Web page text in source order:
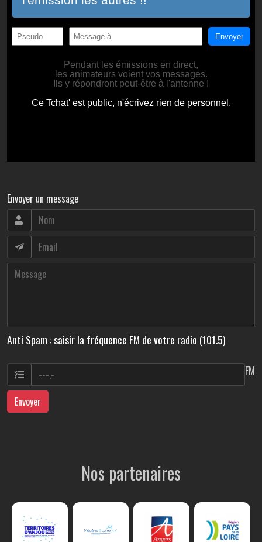
Envoyer un message
Anti Spam : saisir la fréquence FM de votre radio (101.5)
FM
Envoyer
Nos partenaires